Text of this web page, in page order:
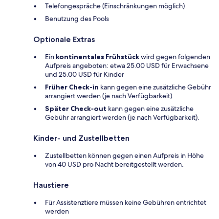
Telefongespräche (Einschränkungen möglich)
Benutzung des Pools
Optionale Extras
Ein kontinentales Frühstückwird gegen folgenden
Aufpreis angeboten: etwa 25.00 USD für Erwachsene
und 25.00 USD für Kinder
Früher Check-in kann gegen eine zusätzliche Gebühr
arrangiert werden (je nach Verfügbarkeit).
Später Check-out kann gegen eine zusätzliche
Gebühr arrangiert werden (je nach Verfügbarkeit).
Kinder- und Zustellbetten
Zustellbetten können gegen einen Aufpreis in Höhe
von 40 USD pro Nacht bereitgestellt werden.
Haustiere
Für Assistenztiere müssen keine Gebühren entrichtet
werden